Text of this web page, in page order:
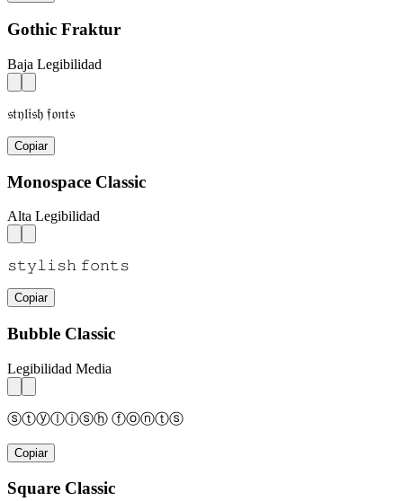
Gothic Fraktur
Baja Legibilidad
𝔰𝔱𝔶𝔩𝔦𝔰𝔥 𝔣𝔬𝔫𝔱𝔰
Copiar
Monospace Classic
Alta Legibilidad
𝚜𝚝𝚢𝚕𝚒𝚜𝚑 𝚏𝚘𝚗𝚝𝚜
Copiar
Bubble Classic
Legibilidad Media
ⓢⓣⓨⓛⓘⓢⓗ ⓕⓞⓝⓣⓢ
Copiar
Square Classic